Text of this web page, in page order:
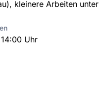
kleinere Arbeiten unter
Uhr